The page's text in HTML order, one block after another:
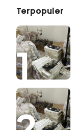
Terpopuler